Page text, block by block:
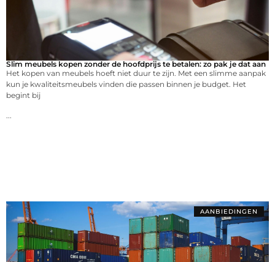
Slim meubels kopen zonder de hoofdprijs te betalen: zo pak je dat aan
Het kopen van meubels hoeft niet duur te zijn. Met een slimme aanpak
kun je kwaliteitsmeubels vinden die passen binnen je budget. Het
begint bij
AANBIEDINGEN